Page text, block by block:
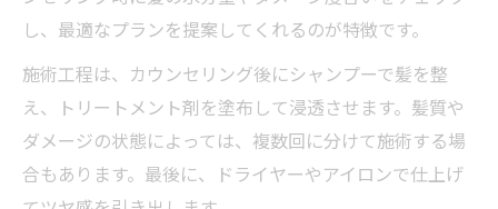
し、最適なプランを提案してくれるのが特徴です。
施術工程は、カウンセリング後にシャンプーで髪を整
え、トリートメント剤を塗布して浸透させます。髪質や
ダメージの状態によっては、複数回に分けて施術する場
合もあります。最後に、ドライヤーやアイロンで仕上げ